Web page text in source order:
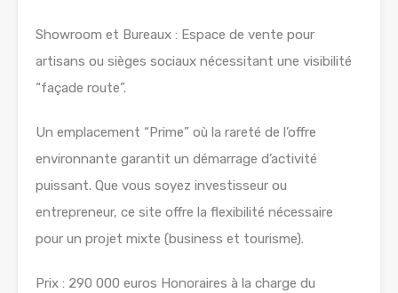
Showroom et Bureaux : Espace de vente pour
artisans ou sièges sociaux nécessitant une visibilité
“façade route”.
Un emplacement “Prime” où la rareté de l’offre
environnante garantit un démarrage d’activité
puissant. Que vous soyez investisseur ou
entrepreneur, ce site offre la flexibilité nécessaire
pour un projet mixte (business et tourisme).
Prix : 290 000 euros Honoraires à la charge du